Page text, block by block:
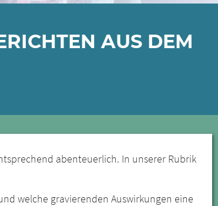
AUS DEM
abenteuerlich. In unserer Rubrik
welche gravierenden Auswirkungen eine